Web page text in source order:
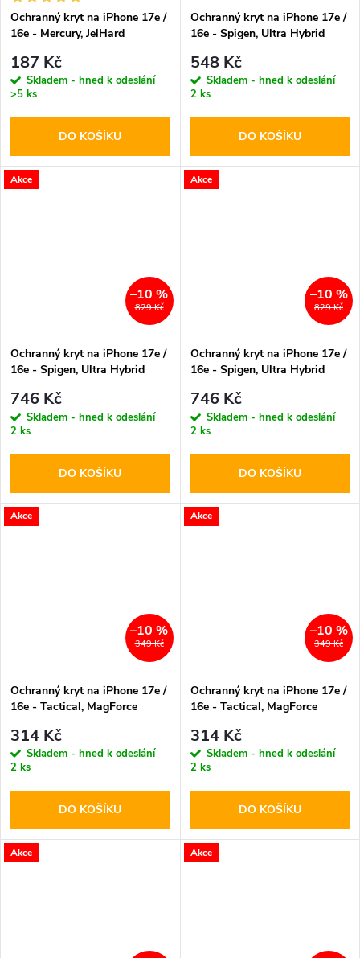
Ochranný kryt na iPhone 17e /
16e - Mercury, JelHard
187 Kč
Skladem - hned k odeslání
>5 ks
DO KOŠÍKU
Ochranný kryt na iPhone 17e /
16e - Spigen, Ultra Hybrid
548 Kč
Skladem - hned k odeslání
2 ks
DO KOŠÍKU
Akce
829 Kč
–10 %
Ochranný kryt na iPhone 17e /
16e - Spigen, Ultra Hybrid
746 Kč
Skladem - hned k odeslání
2 ks
DO KOŠÍKU
Akce
829 Kč
–10 %
Ochranný kryt na iPhone 17e /
16e - Spigen, Ultra Hybrid
746 Kč
Skladem - hned k odeslání
2 ks
DO KOŠÍKU
Akce
349 Kč
–10 %
Ochranný kryt na iPhone 17e /
16e - Tactical, MagForce
314 Kč
Skladem - hned k odeslání
2 ks
DO KOŠÍKU
Akce
349 Kč
–10 %
Ochranný kryt na iPhone 17e /
16e - Tactical, MagForce
314 Kč
Skladem - hned k odeslání
2 ks
DO KOŠÍKU
Akce Akce